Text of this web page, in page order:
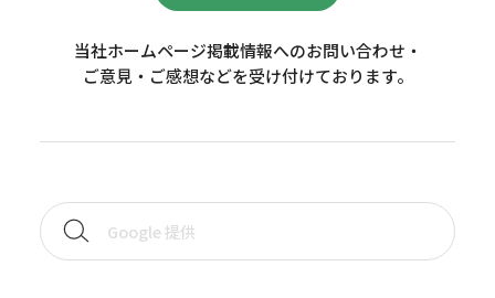
当社ホームページ掲載情報へのお問い合わせ・
ご意見・ご感想などを受け付けております。